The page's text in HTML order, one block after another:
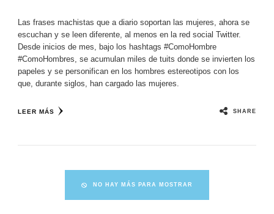
Las frases machistas que a diario soportan las mujeres, ahora se
escuchan y se leen diferente, al menos en la red social Twitter.
Desde inicios de mes, bajo los hashtags #ComoHombre
#ComoHombres, se acumulan miles de tuits donde se invierten los
papeles y se personifican en los hombres estereotipos con los
que, durante siglos, han cargado las mujeres.
LEER MÁS SHARE
NO HAY MÁS PARA MOSTRAR